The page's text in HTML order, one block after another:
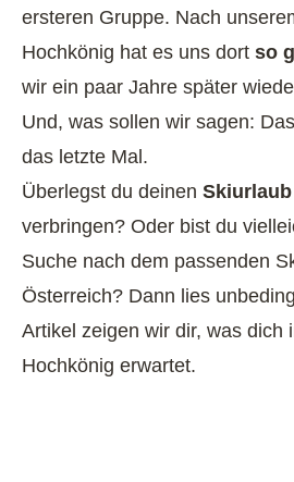
ersteren Gruppe. Nach
Hochkönig hat es uns dort so
wir ein paar Jahre später
Und, was sollen wir sagen:
das letzte Mal.
Überlegst du deinen
verbringen? Oder bist du
Suche nach dem passenden
Österreich? Dann lies
Artikel zeigen wir dir, was dich
Hochkönig erwartet.